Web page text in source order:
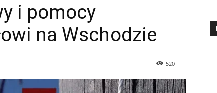
i pomocy
na Wschodzie
520